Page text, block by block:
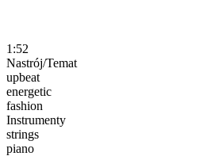
1:52
Nastrój/Temat
upbeat
energetic
fashion
Instrumenty
strings
piano